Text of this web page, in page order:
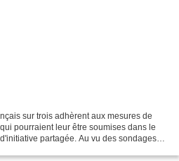
sur trois adhèrent aux mesures de
pourraient leur être soumises dans le
partagée. Au vu des sondages